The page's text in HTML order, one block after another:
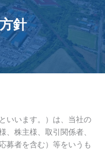
針
いいます。）は、当社の
、株主様、取引関係者、
募者を含む）等をいうも